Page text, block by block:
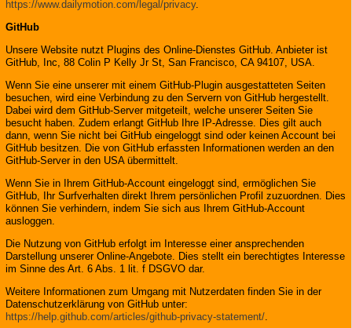
https://www.dailymotion.com/legal/privacy.
GitHub
Unsere Website nutzt Plugins des Online-Dienstes GitHub. Anbieter ist
GitHub, Inc, 88 Colin P Kelly Jr St, San Francisco, CA 94107, USA.
Wenn Sie eine unserer mit einem GitHub-Plugin ausgestatteten Seiten
besuchen, wird eine Verbindung zu den Servern von GitHub hergestellt.
Dabei wird dem GitHub-Server mitgeteilt, welche unserer Seiten Sie
besucht haben. Zudem erlangt GitHub Ihre IP-Adresse. Dies gilt auch
dann, wenn Sie nicht bei GitHub eingeloggt sind oder keinen Account bei
GitHub besitzen. Die von GitHub erfassten Informationen werden an den
GitHub-Server in den USA übermittelt.
Wenn Sie in Ihrem GitHub-Account eingeloggt sind, ermöglichen Sie
GitHub, Ihr Surfverhalten direkt Ihrem persönlichen Profil zuzuordnen. Dies
können Sie verhindern, indem Sie sich aus Ihrem GitHub-Account
ausloggen.
Die Nutzung von GitHub erfolgt im Interesse einer ansprechenden
Darstellung unserer Online-Angebote. Dies stellt ein berechtigtes Interesse
im Sinne des Art. 6 Abs. 1 lit. f DSGVO dar.
Weitere Informationen zum Umgang mit Nutzerdaten finden Sie in der
Datenschutzerklärung von GitHub unter:
https://help.github.com/articles/github-privacy-statement/